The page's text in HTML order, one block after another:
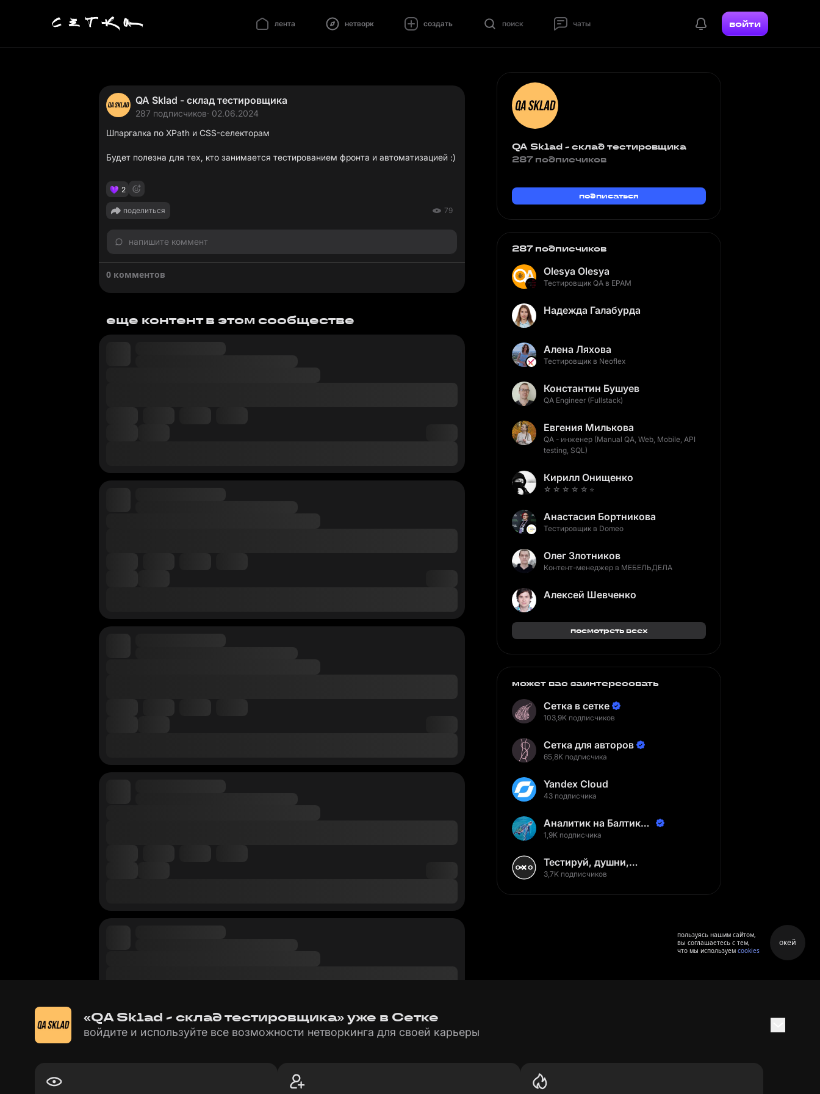
лента нетворк создать поиск чаты войти
QA Sklad - склад тестировщика
287 подписчиков· 02.06.2024
Шпаргалка по XPath и CSS-селекторам
Будет полезна для тех, кто занимается тестированием фронта и автоматизацией :)
2
поделиться 79
напишите коммент
0 комментов
еще контент в этом сообществе
QA Sklad - склад тестировщика
287 подписчиков
подписаться
287 подписчиков
Olesya Olesya
Тестировщик QA в EPAM
Надежда Галабурда
Алена Ляхова
Тестировщик в Neoflex
Константин Бушуев
QA Engineer (Fullstack)
Евгения Милькова
QA - инженер (Manual QA, Web, Mobile, API
testing, SQL)
Кирилл Онищенко
☆ ☆ ☆ ☆ ☆ ⭐️
Анастасия Бортникова
Тестировщик в Domeo
Олег Злотников
Контент-менеджер в МЕБЕЛЬДЕЛА
Алексей Шевченко
посмотреть всех
может вас заинтересовать
Сетка в сетке
103,9K подписчиков
Сетка для авторов
65,8K подписчика
Yandex Cloud
43 подписчика
Аналитик на Балтике |
Неверов Станислав
1,9K подписчика
Тестируй, душни,
наслаждайся
3,7K подписчиков
«QA Sklad - склад тестировщика» уже в Сетке
войдите и используйте все возможности нетворкинга для своей карьеры
пользуясь нашим сайтом,
вы соглашаетесь с тем,
что мы используем cookies
окей